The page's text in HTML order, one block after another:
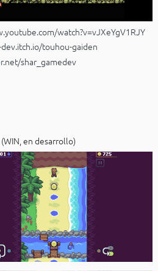
watch?v=vJXeYgV1RJY
touhou-gaiden
shar_gamedev
en desarrollo)